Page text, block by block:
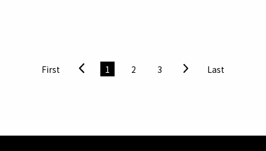
也有人在生活挫折中重新學習理解與被理解。透過一則則笑
中帶淚的故事，重新找回現代社會逐漸稀少的人情溫度。同
新情感與新視角，也讓經典在人情流動之中，繼續被溫柔地
First 1 2 3 Last